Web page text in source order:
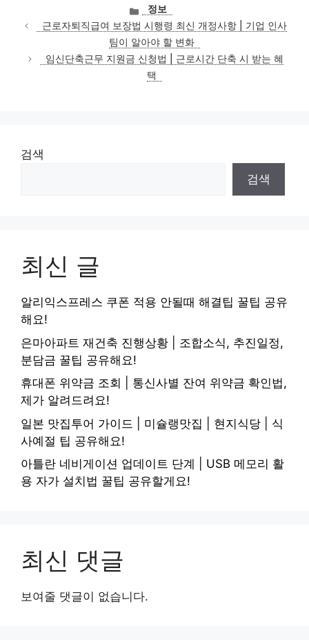
카
테
고
리
정보
근로자퇴직급여 보장법 시행령 최신 개정사항 | 기업 인사
팀이 알아야 할 변화
임신단축근무 지원금 신청법 | 근로시간 단축 시 받는 혜
택
검색
검색
최신 글
알리익스프레스 쿠폰 적용 안될때 해결팁 꿀팁 공유
해요!
은마아파트 재건축 진행상황 | 조합소식, 추진일정,
분담금 꿀팁 공유해요!
휴대폰 위약금 조회 | 통신사별 잔여 위약금 확인법,
제가 알려드려요!
일본 맛집투어 가이드 | 미슐랭맛집 | 현지식당 | 식
사예절 팁 공유해요!
아틀란 네비게이션 업데이트 단계 | USB 메모리 활
용 자가 설치법 꿀팁 공유할게요!
최신 댓글
보여줄 댓글이 없습니다.